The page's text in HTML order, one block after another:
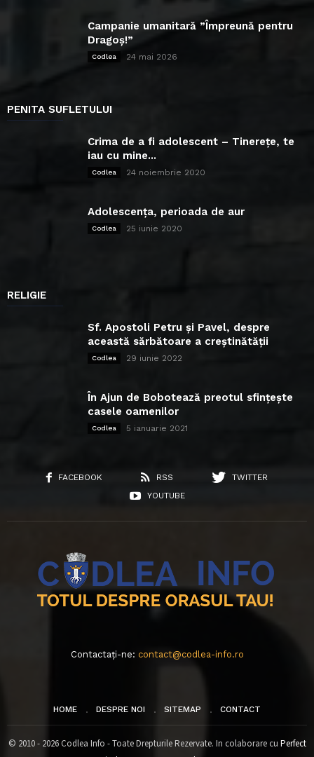
Campanie umanitară ”Împreună pentru
Dragoș!”
Codlea 24 mai 2026
PENITA SUFLETULUI
Crima de a fi adolescent – Tinerețe, te
iau cu mine...
Codlea 24 noiembrie 2020
Adolescența, perioada de aur
Codlea 25 iunie 2020
RELIGIE
Sf. Apostoli Petru și Pavel, despre
această sărbătoare a creștinătății
Codlea 29 iunie 2022
În Ajun de Bobotează preotul sfințește
casele oamenilor
Codlea 5 ianuarie 2021
FACEBOOK RSS
TWITTER
YOUTUBE
Contactați-ne: contact@codlea-info.ro
HOME DESPRE NOI SITEMAP CONTACT
© 2010 - 2026 Codlea Info - Toate Drepturile Rezervate. In colaborare cu Perfect